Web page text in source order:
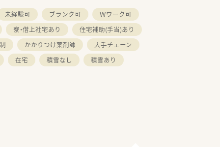
未経験可 ブランク可
Ｗワーク可
寮・借上社宅あり
住宅補助(手当)あり
かかりつけ薬剤師
大手チェーン
在宅 積雪なし
積雪あり